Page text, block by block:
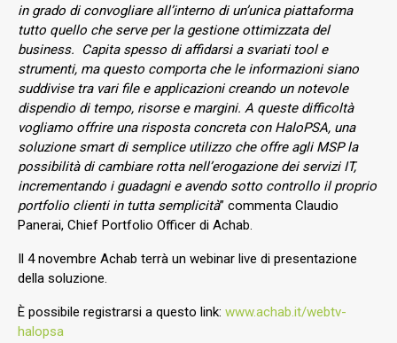
in grado di convogliare all’interno di un’unica piattaforma
tutto quello che serve per la gestione ottimizzata del
business. Capita spesso di affidarsi a svariati tool e
strumenti, ma questo comporta che le informazioni siano
suddivise tra vari file e applicazioni creando un notevole
dispendio di tempo, risorse e margini. A queste difficoltà
vogliamo offrire una risposta concreta con HaloPSA, una
soluzione smart di semplice utilizzo che offre agli MSP la
possibilità di cambiare rotta nell’erogazione dei servizi IT,
incrementando i guadagni e avendo sotto controllo il proprio
portfolio clienti in tutta semplicità” commenta Claudio
Panerai, Chief Portfolio Officer di Achab.
Il 4 novembre Achab terrà un webinar live di presentazione
della soluzione.
È possibile registrarsi a questo link: www.achab.it/webtv-
halopsa